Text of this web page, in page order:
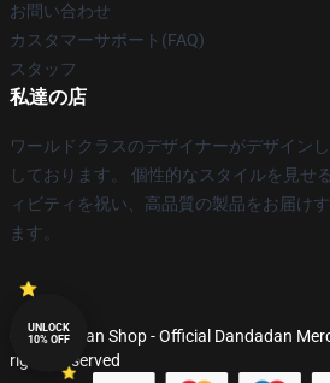
お問い合わせ
カスタマーサポート(FAQ)
スタッフ
私達の店
ワールドクラスのデザイナーがデザイン
しております。 個性的なスタイルを見せ
ィビティを祝い、高品質の製品をお届け
ます。
© Dandadan Shop - Official Dandadan
rights reserved
UNLOCK
10% OFF